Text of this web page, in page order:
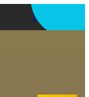
アプリを使う